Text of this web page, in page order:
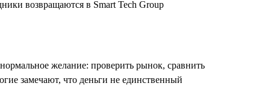
желание: проверить рынок, сравнить
замечают, что деньги не единственный